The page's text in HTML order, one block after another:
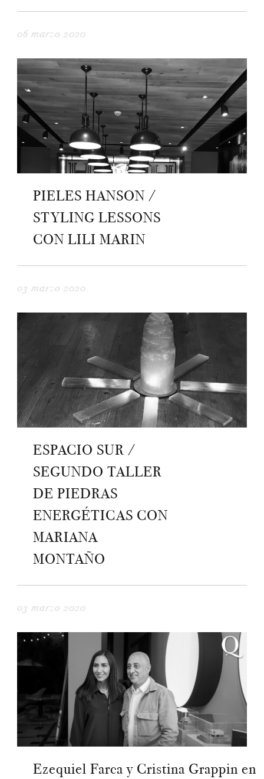
06 marzo 2020
PIELES HANSON /
STYLING LESSONS
CON LILI MARIN
03 marzo 2020
ESPACIO SUR /
SEGUNDO TALLER
DE PIEDRAS
ENERGÉTICAS CON
MARIANA
MONTAÑO
03 marzo 2020
Ezequiel Farca y Cristina Grappin en